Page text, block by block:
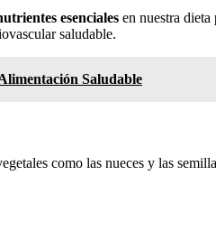
esenciales en nuestra
saludable.
Saludable
como las nueces y las